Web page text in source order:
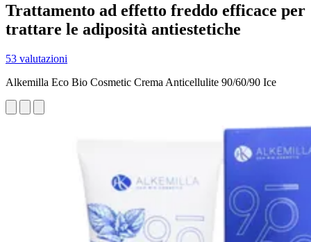
Trattamento ad effetto freddo efficace per
trattare le adiposità antiestetiche
53 valutazioni
Alkemilla Eco Bio Cosmetic Crema Anticellulite 90/60/90 Ice